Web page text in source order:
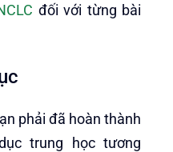
đối với từng bài
phải đã hoàn thành
trung học tương